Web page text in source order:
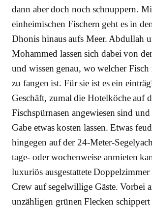
dann aber doch noch schnuppern.
einheimischen Fischern geht es in
Dhonis hinaus aufs Meer. Abdullah
Mohammed lassen sich dabei von
und wissen genau, wo welcher
zu fangen ist. Für sie ist es ein
Geschäft, zumal die Hotelköche auf
Fischspürnasen angewiesen sind und
Gabe etwas kosten lassen. Etwas
hingegen auf der 24-Meter-
tage- oder wochenweise anmieten
luxuriös ausgestattete Doppelzimmer
Crew auf segelwillige Gäste. Vorbei
unzähligen grünen Flecken schippert